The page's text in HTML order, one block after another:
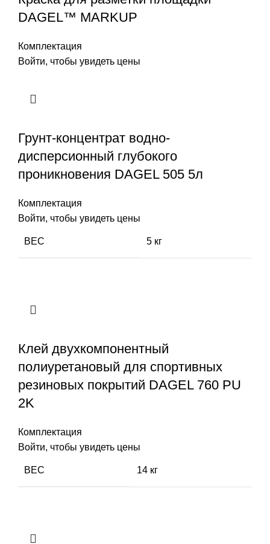
DAGEL™ MARKUP
Комплектация
Войти, чтобы увидеть цены
Грунт-концентрат водно-
дисперсионный глубокого
проникновения DAGEL 505 5л
Комплектация
Войти, чтобы увидеть цены
ВЕС 5 кг
Клей двухкомпонентный
полиуретановый для спортивных
резиновых покрытий DAGEL 760 PU
2K
Комплектация
Войти, чтобы увидеть цены
ВЕС 14 кг